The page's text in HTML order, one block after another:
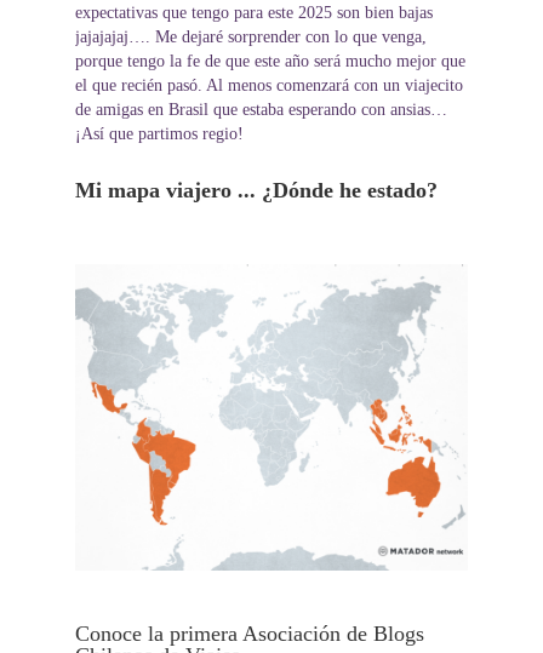
expectativas que tengo para este 2025 son bien bajas
jajajajaj…. Me dejaré sorprender con lo que venga,
porque tengo la fe de que este año será mucho mejor que
el que recién pasó. Al menos comenzará con un viajecito
de amigas en Brasil que estaba esperando con ansias…
¡Así que partimos regio!
Mi mapa viajero ... ¿Dónde he estado?
Conoce la primera Asociación de Blogs